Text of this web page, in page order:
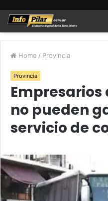
Home / Provincia
Provincia
no pueden
servicio de